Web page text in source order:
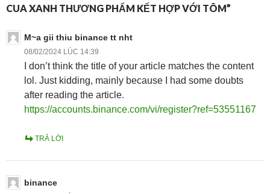
CUA XANH THƯƠNG PHẨM KẾT HỢP VỚI TÔM”
M~a gii thiu binance tt nht
08/02/2024 LÚC 14:39
I don’t think the title of your article matches the content
lol. Just kidding, mainly because I had some doubts
after reading the article.
https://accounts.binance.com/vi/register?ref=53551167
TRẢ LỜI
binance